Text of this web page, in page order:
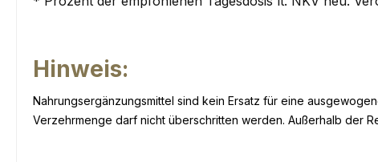
Hinweis:
Nahrungsergänzungsmittel sind kein Ersatz für eine
Verzehrmenge darf nicht überschritten werden. Außerhalb der